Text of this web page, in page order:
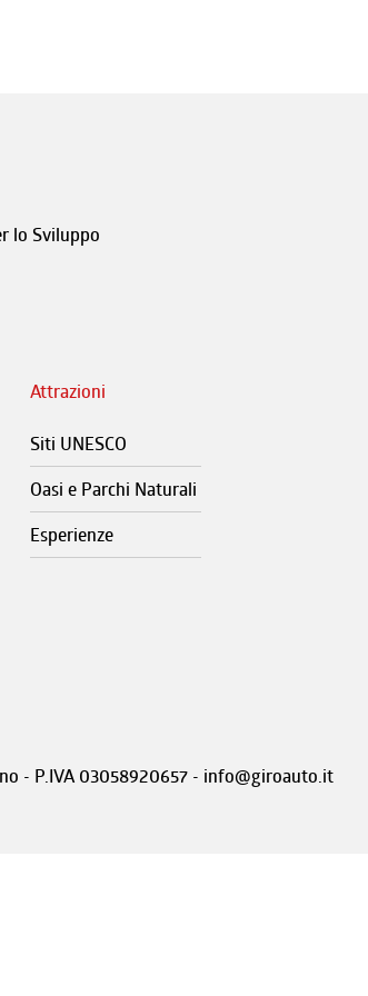
lo Sviluppo
Attrazioni
Siti UNESCO
Oasi e Parchi Naturali
Esperienze
- P.IVA 03058920657 - info@giroauto.it